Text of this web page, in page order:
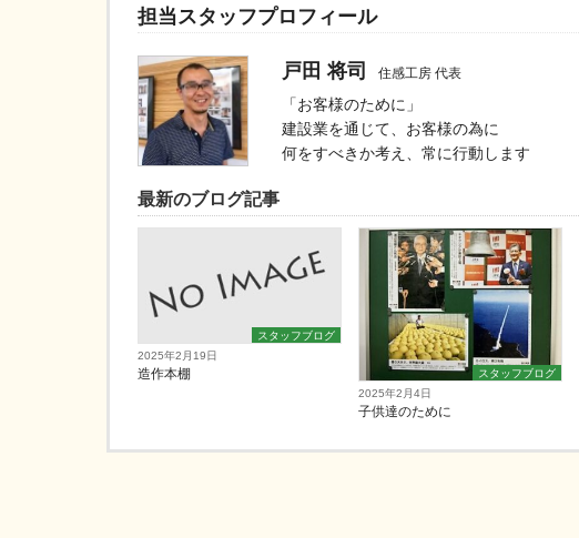
担当スタッフプロフィール
戸田 将司 住感工房 代表
「お客様のために」
建設業を通じて、お客様の為に
何をすべきか考え、常に行動します
最新のブログ記事
スタッフブログ
2025年2月19日
造作本棚
スタッフブログ
2025年2月4日
子供達のために